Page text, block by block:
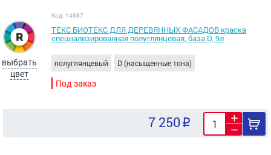
выбрать
цвет
Код: 14687
ТЕКС БИОТЕКС ДЛЯ ДЕРЕВЯННЫХ ФАСАДОВ краска
специализированная полуглянцевая, база D, 9л
полуглянцевый D (насыщенные тона)
Под заказ
7 250